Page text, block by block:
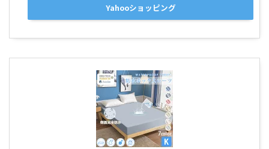
Yahooショッピング